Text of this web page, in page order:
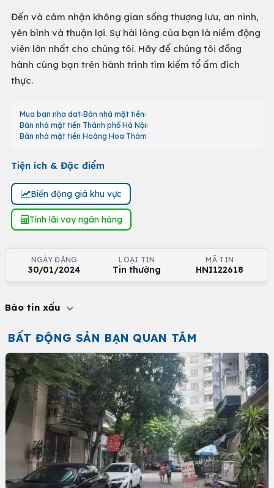
Đến và cảm nhận không gian sống thượng lưu, an ninh,
yên bình và thuận lợi. Sự hài lòng của bạn là niềm động
viên lớn nhất cho chúng tôi. Hãy để chúng tôi đồng
hành cùng bạn trên hành trình tìm kiếm tổ ấm đích
thực.
Mua ban nha dat Bán nhà mặt tiền
Bán nhà mặt tiền Thành phố Hà Nội
Bán nhà mặt tiền Hoàng Hoa Thám
Tiện ích & Đặc điểm
Biến động giá khu vực
Tính lãi vay ngân hàng
NGÀY ĐĂNG
30/01/2024
LOẠI TIN
Tin thường
MÃ TIN
HNI122618
Báo tin xấu
BẤT ĐỘNG SẢN BẠN QUAN TÂM